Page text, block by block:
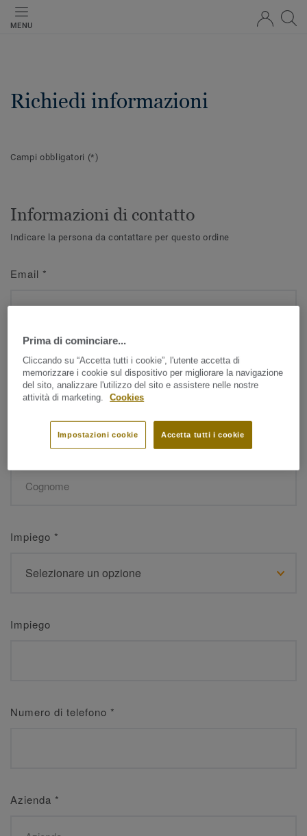
MENU
Richiedi informazioni
Campi obbligatori (*)
Informazioni di contatto
Indicare la persona da contattare per questo ordine
Email *
Nome*
Cognome*
Impiego *
Impiego
Numero di telefono *
Azienda *
Prima di cominciare...
Cliccando su “Accetta tutti i cookie”, l'utente accetta di
memorizzare i cookie sul dispositivo per migliorare la navigazione
del sito, analizzare l'utilizzo del sito e assistere nelle nostre
attività di marketing.
Cookies
Accetta tutti i cookie
Impostazioni cookie